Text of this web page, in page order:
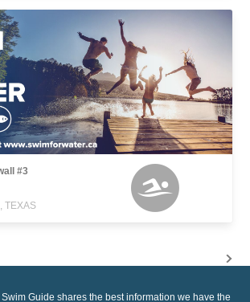
#3
TEXAS
Swim Guide shares the best information we have the